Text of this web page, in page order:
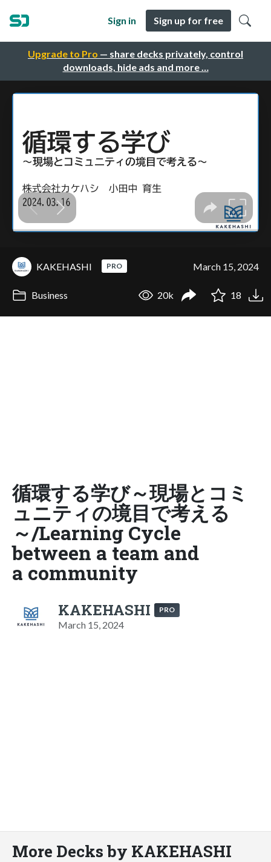
Upgrade to Pro — share decks privately, control
downloads, hide ads and more …
Sign in Sign up for free
KAKEHASHI PRO March 15, 2024
Business 20k 18
循環する学び～現場とコミ
ュニティの境目で考える
～/Learning Cycle
between a team and
a community
KAKEHASHI PRO
March 15, 2024
More Decks by KAKEHASHI